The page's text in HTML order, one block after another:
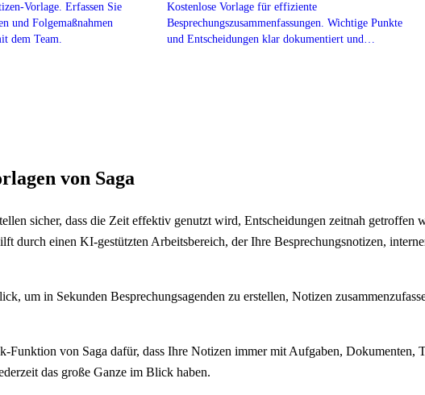
Vorlage. Erfassen Sie
und Folgemaßnahmen
dem Team.
Kostenlose Vorlage für effiziente
Besprechungszusammenfassungen. Wichtige Punkte
und Entscheidungen klar dokumentiert und
von Saga
sicher, dass die Zeit effektiv genutzt wird, Entscheidungen zeitnah getroffen
durch einen KI-gestützten Arbeitsbereich, der Ihre Besprechungsnotizen,
um in Sekunden Besprechungsagenden zu erstellen, Notizen
Funktion von Saga dafür, dass Ihre Notizen immer mit Aufgaben, Dokumenten,
das große Ganze im Blick haben.